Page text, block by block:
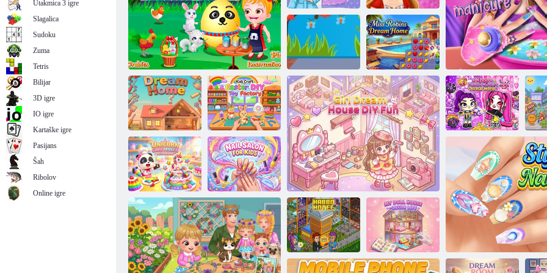
Sjenila za vjenčanje
Uskrsna zabava beba Hazel
Najbolji
prijatelji: uradi
sam kabanicu
Cvjetna kruna za
princezu
Super Barbie lutka
Dizajn školskog
razreda
Kuća iz snova
gospođice
Robins
Kuća iz snova
Dječja
kreativnost: DIY
tvornica
uskršnjih
igračaka
K-Pop Lovac na
demone Svijet
Avatara
Bakery Unicorn:
Dekoracija
kolača
Dječji salon za
nokte
Utakmica 3 igre
Slagalica
Sudoku
Zuma
Tetris
Bilijar
3D igre
IO igre
Kartaške igre
Pasijans
Šah
Ribolov
Online igre